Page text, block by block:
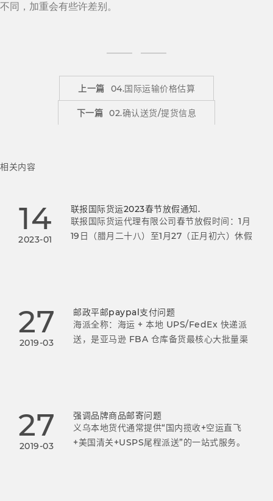
不同，加重会有些许差别。
上一篇 04.国际运输价格估算
下一篇 02.确认送货/提货信息
相关内容
14
2023-01
联报国际货运2023春节放假通知.
联报国际货运代理有限公司春节放假时间：1月
19日（腊月二十八）至1月27（正月初六）休假
27
2019-03
邮政平邮paypal支付问题
海派全称：海运 + 本地 UPS/FedEx 快递派
送，是亚马逊 FBA 仓库备货最核心大批量渠
27
2019-03
强调品牌商品邮寄问题
义乌本地货代通常提供“国内揽收+空运直飞
+美国清关+USPS尾程派送”的一站式服务。